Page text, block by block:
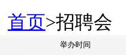
首页>招聘会
举办时间